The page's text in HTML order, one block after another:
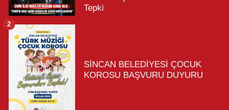
Tepki
SİNCAN BELEDİYESİ ÇOCUK
KOROSU BAŞVURU DUYURU
2